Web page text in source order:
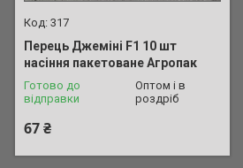
317
Перець Джеміні F1 10 шт
насіння пакетоване Агропак
Готово до
відправки
Оптом і в
роздріб
67 ₴